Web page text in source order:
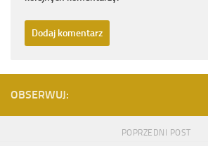
OBSERWUJ:
POPRZEDNI POST